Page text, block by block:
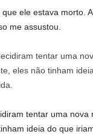
ele estava morto.
me assustou.
tentar uma nova
ideia do que